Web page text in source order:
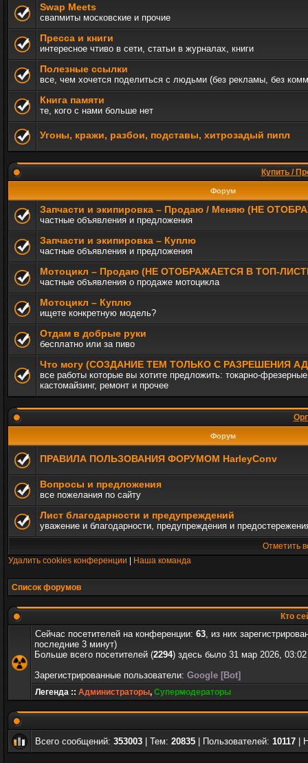
Swap Meets
свапмиты московские и прочие
Пресса и книги
интересное чтиво в сети, статьи в журналах, книги
Полезные ссылки
все, чем хочется поделиться с людьми (без рекламы, без
Книга памяти
те, кого с нами больше нет
Угоны, кражи, разбои, подставы, хитрозадый пипл
Купить /
Форум
Запчасти и экипировка – Продаю / Меняю (НЕ
частные объявления и предложения
Запчасти и экипировка – Куплю
частные объявления и предложения
Мотоцикл – Продаю (НЕ ОТОБРАЖАЕТСЯ В ТОП-
частные объявления о продаже мотоцикла
Мотоцикл – Куплю
ищете конкретную модель?
Отдам в добрые руки
бесплатно или за пиво
Что могу (СОЗДАНИЕ ТЕМ ТОЛЬКО С РАЗРЕШЕНИЯ
все работы которые вы хотите предложить: токарно-
кастомайзинг, ремонт и прочее
Форум
ПРАВИЛА ПОЛЬЗОВАНИЯ ФОРУМОМ HarleyConv
Вопросы и предложения
все пожелания по сайту
Лист благодарности и предупреждений
уважение и благодарности, предупреждения и
Отметить
Удалить cookies конференции
Наша команда
Список форумов
Кто
Сейчас посетителей на конференции: 63, из них
последние 3 минут)
Больше всего посетителей (2294) здесь было 31 мар 2026, 03:02
Зарегистрированные пользователи: Google [Bot]
Легенда :: Администраторы, Супермодераторы
Всего сообщений: 353003 | Тем: 20835 | Пользователей: 10117 |